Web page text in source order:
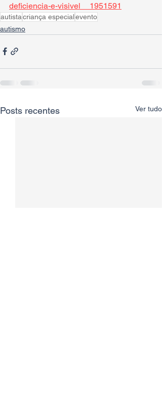
deficiencia-e-visivel__1951591
autistacriança especialevento
autismo
Posts recentes Ver tudo